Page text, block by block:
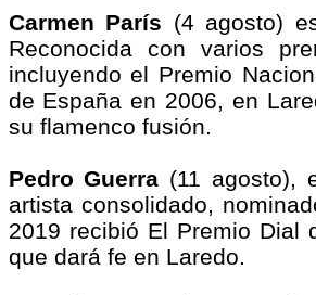
Carmen París (4 agosto)
Reconocida con varios
incluyendo el Premio
de España en 2006, en
su flamenco fusión.
Pedro Guerra (11 agosto),
artista consolidado,
2019 recibió El Premio Dial
que dará fe en Laredo.